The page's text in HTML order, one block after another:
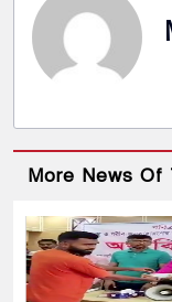
More News